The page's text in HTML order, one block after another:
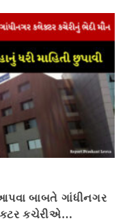
બાબતે ગાંધીનગર
કચેરીએ